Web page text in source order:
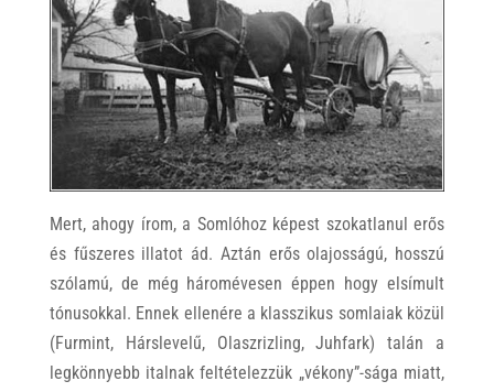
Mert, ahogy írom, a Somlóhoz képest szokatlanul erős
és fűszeres illatot ád. Aztán erős olajosságú, hosszú
szólamú, de még háromévesen éppen hogy elsímult
tónusokkal. Ennek ellenére a klasszikus somlaiak közül
(Furmint, Hárslevelű, Olaszrizling, Juhfark) talán a
legkönnyebb italnak feltételezzük „vékony”-sága miatt,